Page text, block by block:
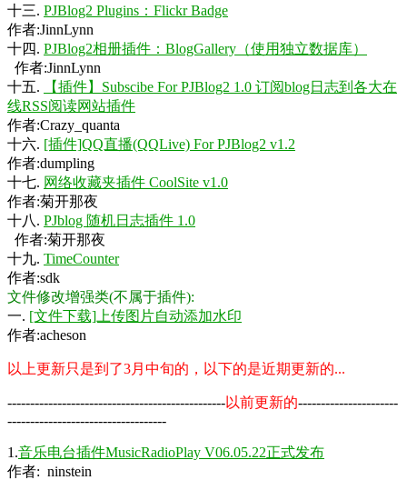
十三. PJBlog2 Plugins：Flickr Badge
作者:JinnLynn
十四. PJBlog2相册插件：BlogGallery（使用独立数据库）
作者:JinnLynn
十五.
【插件】Subscibe For PJBlog2 1.0 订阅blog日志到各大在
线RSS阅读网站插件
作者:Crazy_quanta
十六. [插件]QQ直播(QQLive) For PJBlog2 v1.2
作者:dumpling
十七. 网络收藏夹插件 CoolSite v1.0
作者:菊开那夜
十八. PJblog 随机日志插件 1.0
作者:菊开那夜
十九. TimeCounter
作者:sdk
文件修改增强类(不属于插件):
一. [文件下载]上传图片自动添加水印
作者:acheson
以上更新只是到了3月中旬的，以下的是近期更新的...
------------------------------------------------以前更新的----------------------
-----------------------------------
1.音乐电台插件MusicRadioPlay V06.05.22正式发布
作者: ninstein